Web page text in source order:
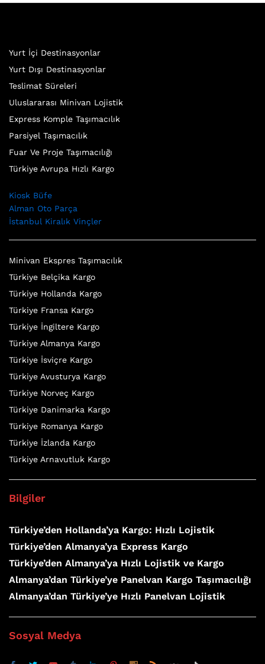
Yurt İçi Destinasyonlar
Yurt Dışı Destinasyonlar
Teslimat Süreleri
Uluslararası Minivan Lojistik
Express Komple Taşımacılık
Parsiyel Taşımacılık
Fuar Ve Proje Taşımacılığı
Türkiye Avrupa Hızlı Kargo
Kiosk Büfe
Alman Oto Parça
İstanbul Kiralık Vinçler
Minivan Ekspres Taşımacılık
Türkiye Belçika Kargo
Türkiye Hollanda Kargo
Türkiye Fransa Kargo
Türkiye İngiltere Kargo
Türkiye Almanya Kargo
Türkiye İsviçre Kargo
Türkiye Avusturya Kargo
Türkiye Norveç Kargo
Türkiye Danimarka Kargo
Türkiye Romanya Kargo
Türkiye İzlanda Kargo
Türkiye Arnavutluk Kargo
Bilgiler
Türkiye’den Hollanda’ya Kargo: Hızlı Lojistik
Türkiye’den Almanya’ya Express Kargo
Türkiye’den Almanya’ya Hızlı Lojistik ve Kargo
Almanya’dan Türkiye’ye Panelvan Kargo Taşımacılığı
Almanya’dan Türkiye’ye Hızlı Panelvan Lojistik
Sosyal Medya